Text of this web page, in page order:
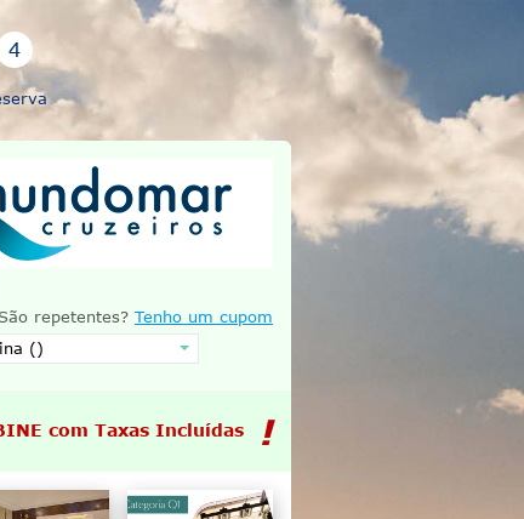
repetentes? Tenho um cupom
com Taxas Incluídas